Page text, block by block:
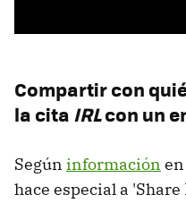
Compartir con
la citaIRLcon un
Según información en
hace especial a 'Share